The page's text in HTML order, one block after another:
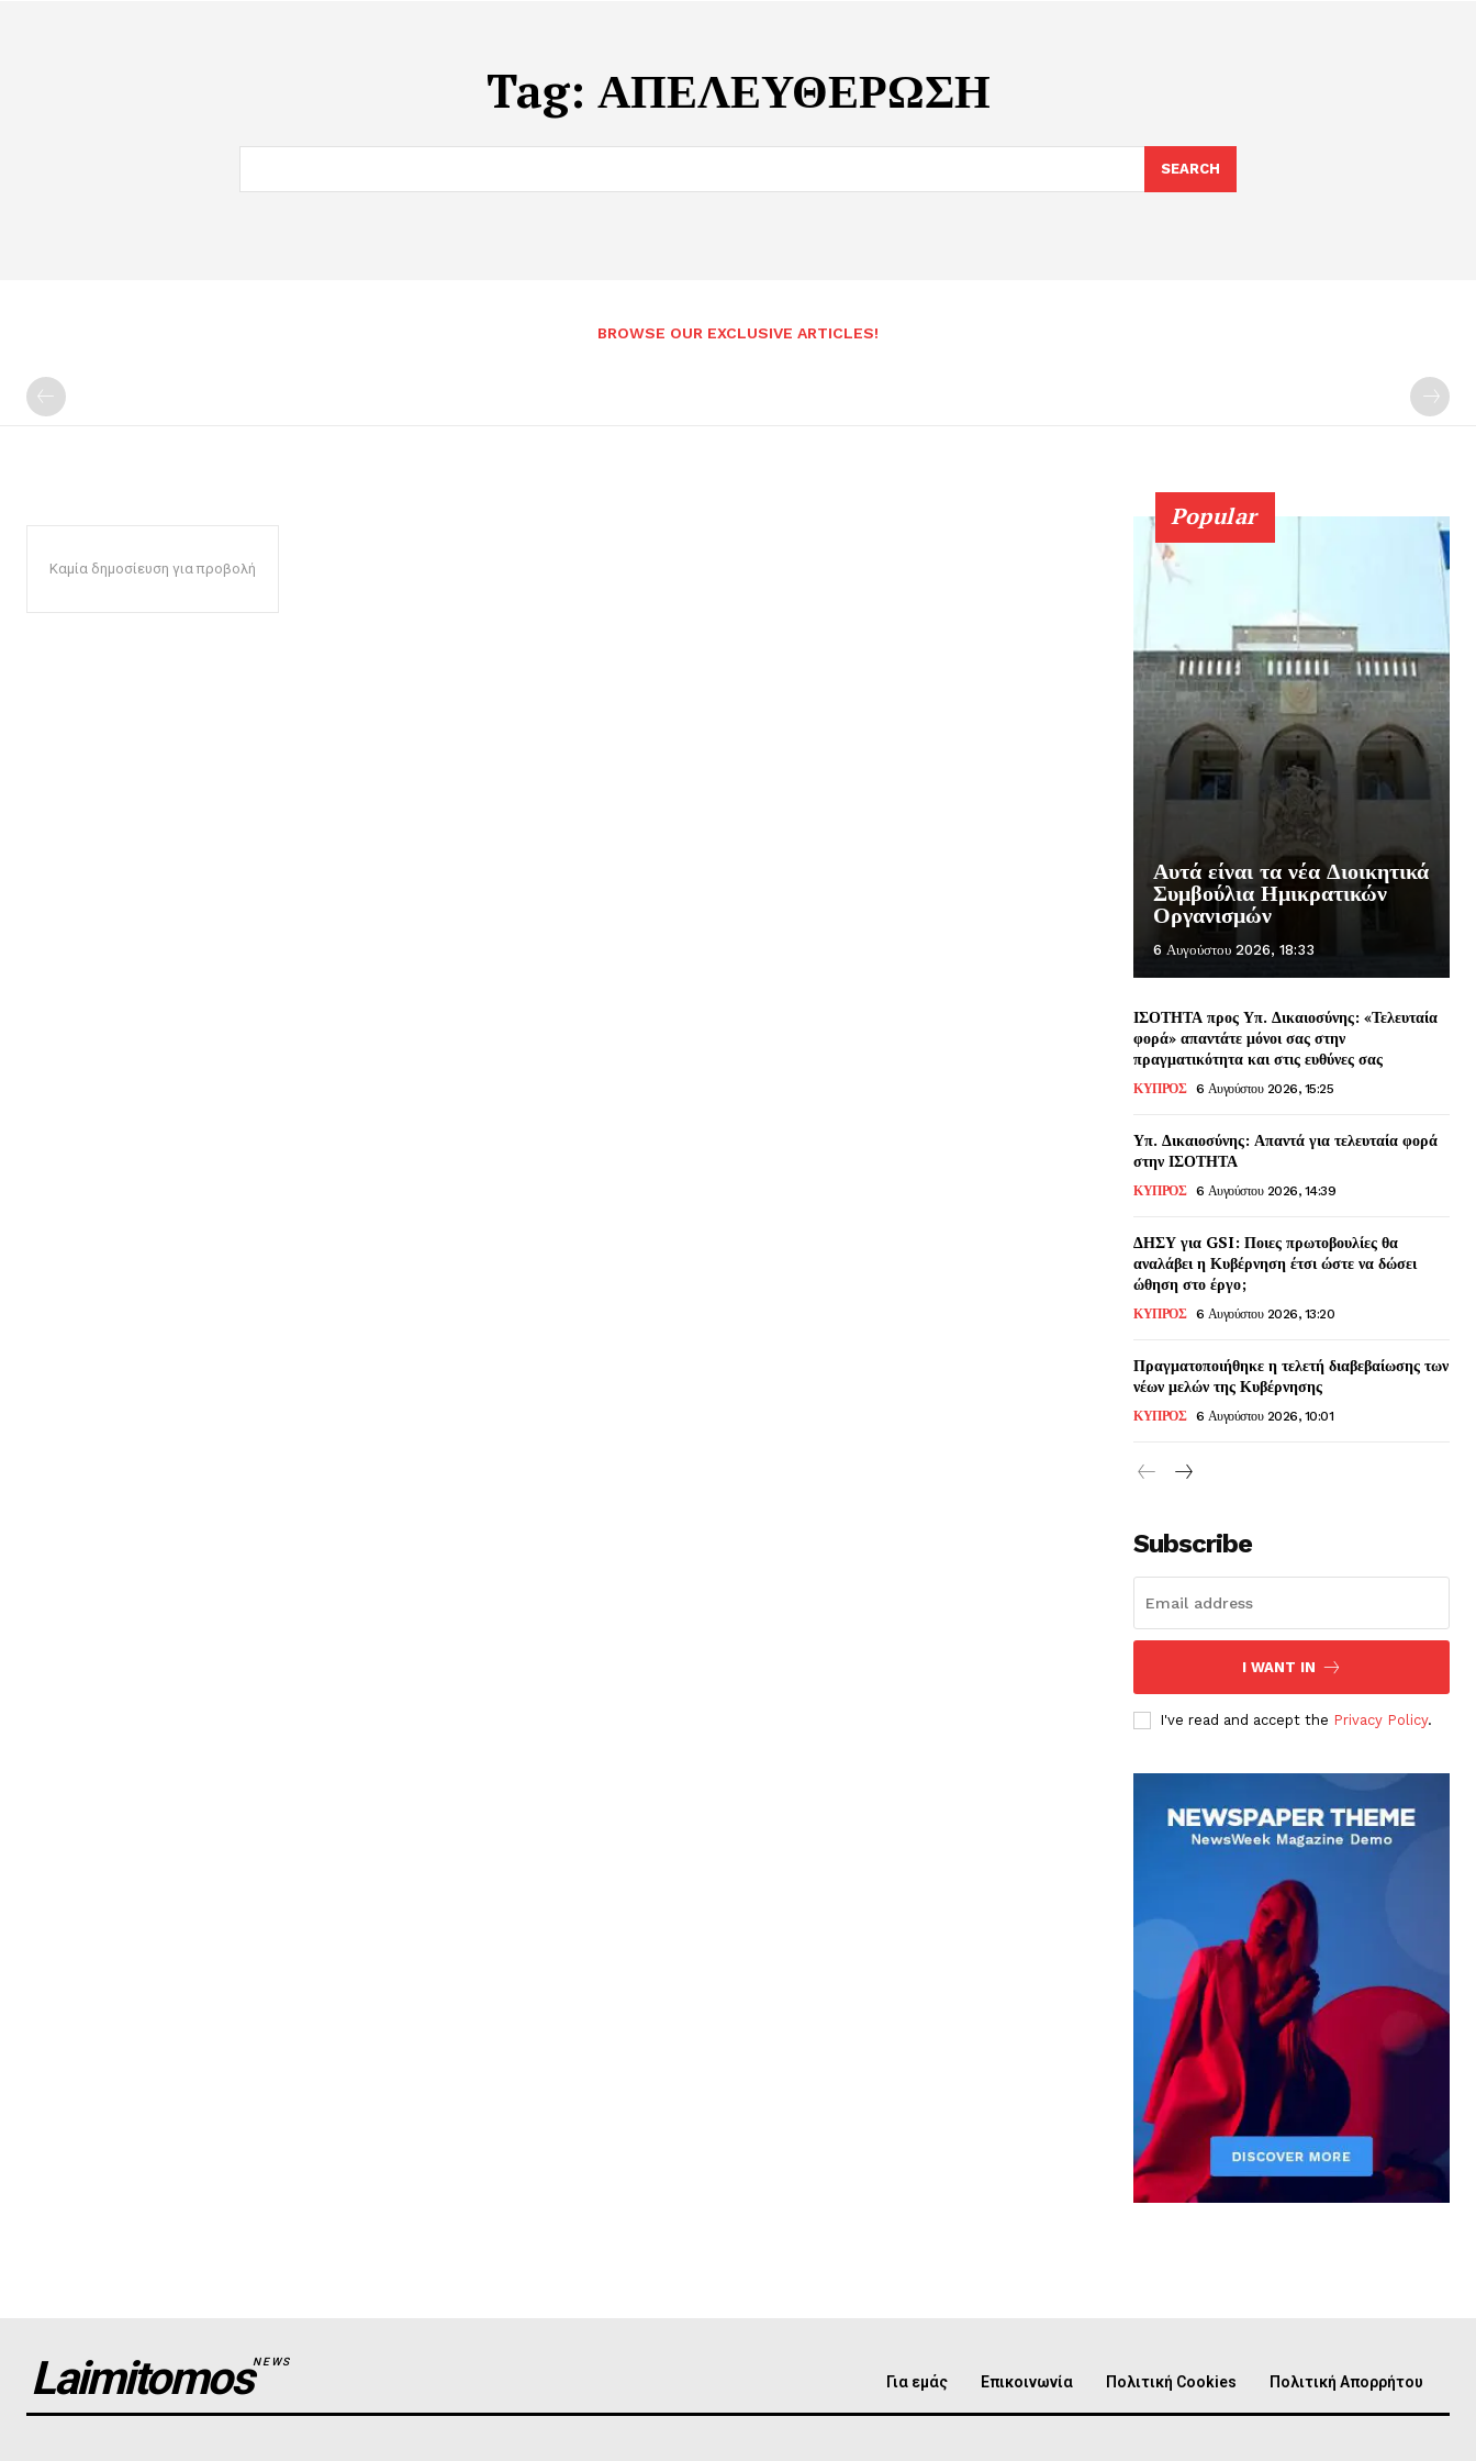
Tag: ΑΠΕΛΕΥΘΕΡΩΣΗ
SEARCH
BROWSE OUR EXCLUSIVE ARTICLES!
Καμία δημοσίευση για προβολή
Popular
Αυτά είναι τα νέα Διοικητικά
Συμβούλια Ημικρατικών
Οργανισμών
6 Αυγούστου 2026, 18:33
ΙΣΟΤΗΤΑ προς Υπ. Δικαιοσύνης: «Τελευταία
φορά» απαντάτε μόνοι σας στην
πραγματικότητα και στις ευθύνες σας
ΚΥΠΡΟΣ 6 Αυγούστου 2026, 15:25
Υπ. Δικαιοσύνης: Απαντά για τελευταία φορά
στην ΙΣΟΤΗΤΑ
ΚΥΠΡΟΣ 6 Αυγούστου 2026, 14:39
ΔΗΣΥ για GSI: Ποιες πρωτοβουλίες θα
αναλάβει η Κυβέρνηση έτσι ώστε να δώσει
ώθηση στο έργο;
ΚΥΠΡΟΣ 6 Αυγούστου 2026, 13:20
Πραγματοποιήθηκε η τελετή διαβεβαίωσης των
νέων μελών της Κυβέρνησης
ΚΥΠΡΟΣ 6 Αυγούστου 2026, 10:01
Subscribe
I WANT IN
I've read and accept the Privacy Policy.
LaimitomosNEWS
Για εμάς Επικοινωνία Πολιτική Cookies Πολιτική Απορρήτου